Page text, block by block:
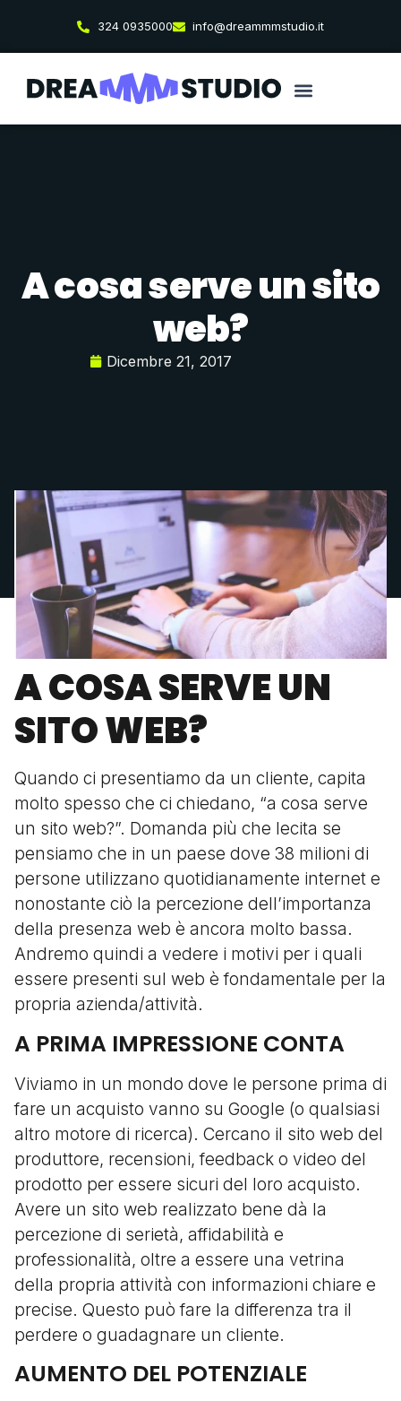
324 0935000 info@dreammmstudio.it
A cosa serve un sito
web?
Dicembre 21, 2017
A COSA SERVE UN
SITO WEB?
Quando ci presentiamo da un cliente, capita
molto spesso che ci chiedano, “a cosa serve
un sito web?”. Domanda più che lecita se
pensiamo che in un paese dove 38 milioni di
persone utilizzano quotidianamente internet e
nonostante ciò la percezione dell’importanza
della presenza web è ancora molto bassa.
Andremo quindi a vedere i motivi per i quali
essere presenti sul web è fondamentale per la
propria azienda/attività.
A PRIMA IMPRESSIONE CONTA
Viviamo in un mondo dove le persone prima di
fare un acquisto vanno su Google (o qualsiasi
altro motore di ricerca). Cercano il sito web del
produttore, recensioni, feedback o video del
prodotto per essere sicuri del loro acquisto.
Avere un sito web realizzato bene dà la
percezione di serietà, affidabilità e
professionalità, oltre a essere una vetrina
della propria attività con informazioni chiare e
precise. Questo può fare la differenza tra il
perdere o guadagnare un cliente.
AUMENTO DEL POTENZIALE